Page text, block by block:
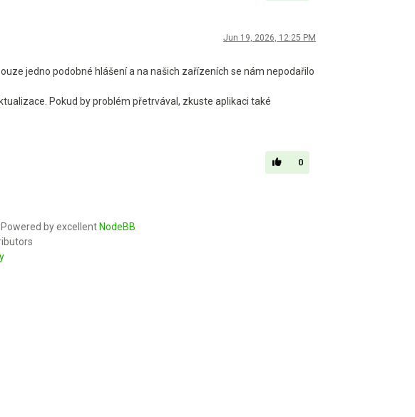
Jun 19, 2026, 12:25 PM
jedno podobné hlášení a na našich zařízeních se nám nepodařilo
Pokud by problém přetrvával, zkuste aplikaci také
0
by excellent NodeBB